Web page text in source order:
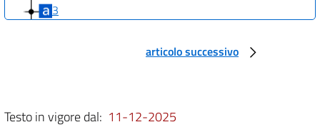
3
TITOLI ABILITATIVI
Capo I
articolo successivo
Testo in vigore dal: 11-12-2025